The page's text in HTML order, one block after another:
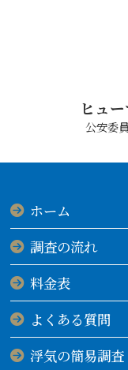
ヒュ
公安委
ホーム
調査の流れ
料金表
よくある質問
浮気の簡易調査